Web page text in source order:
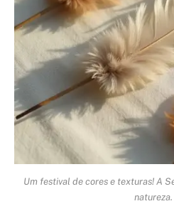
Um festival de cores e texturas! A